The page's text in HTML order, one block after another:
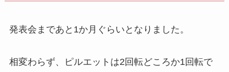
発表会まであと1か月ぐらいとなりました。
相変わらず、ピルエットは2回転どころか1回転で